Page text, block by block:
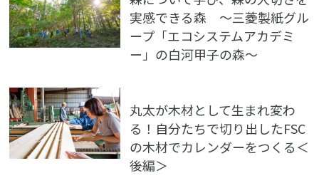
実感できる森 〜三菱製紙グル
ープ「エコシステムアカデミ
ー」の白河甲子の森〜
丸太が木材として生まれ変わ
る！自分たちで切り出したFSC
の木材でカレンダーをつくる＜
後編＞